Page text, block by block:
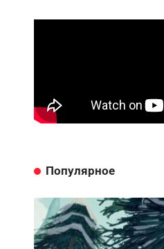
Популярное